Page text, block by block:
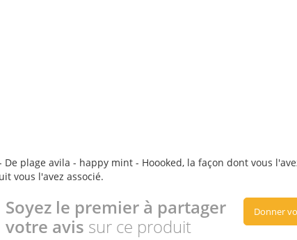
plage avila - happy mint - Hoooked, la façon dont vous
vous l'avez associé.
Soyez le premier à partager
votre avis sur ce produit
Donner